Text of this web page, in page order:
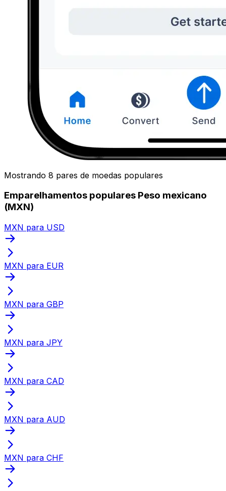
Mostrando 8 pares de moedas populares
Emparelhamentos populares Peso mexicano
(MXN)
MXN para USD
MXN para EUR
MXN para GBP
MXN para JPY
MXN para CAD
MXN para AUD
MXN para CHF